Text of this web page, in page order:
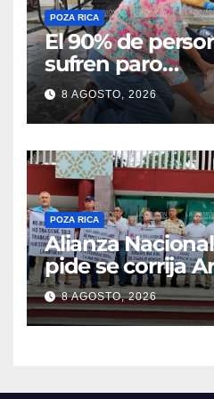
POZA RICA
El 90% de
sufren paro
8 AGOSTO, 2026
POZA RICA
Alianza
pide se corrija
8 AGOSTO, 2026